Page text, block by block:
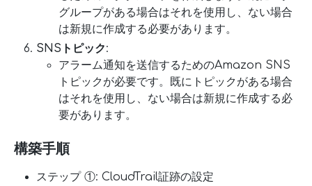
グループがある場合はそれを使用し、ない場合
は新規に作成する必要があります。
SNSトピック:
アラーム通知を送信するためのAmazon SNS
トピックが必要です。既にトピックがある場合
はそれを使用し、ない場合は新規に作成する必
要があります。
構築手順
ステップ ①: CloudTrail証跡の設定